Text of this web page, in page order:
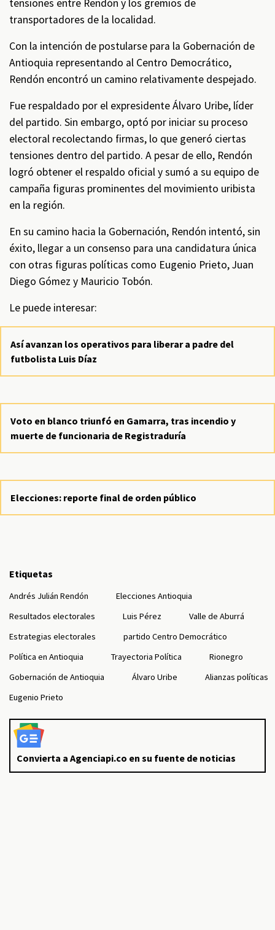
tensiones entre Rendón y los gremios de
transportadores de la localidad.
Con la intención de postularse para la Gobernación de
Antioquia representando al Centro Democrático,
Rendón encontró un camino relativamente despejado.
Fue respaldado por el expresidente Álvaro Uribe, líder
del partido. Sin embargo, optó por iniciar su proceso
electoral recolectando firmas, lo que generó ciertas
tensiones dentro del partido. A pesar de ello, Rendón
logró obtener el respaldo oficial y sumó a su equipo de
campaña figuras prominentes del movimiento uribista
en la región.
En su camino hacia la Gobernación, Rendón intentó, sin
éxito, llegar a un consenso para una candidatura única
con otras figuras políticas como Eugenio Prieto, Juan
Diego Gómez y Mauricio Tobón.
Le puede interesar:
Así avanzan los operativos para liberar a padre del
futbolista Luis Díaz
Voto en blanco triunfó en Gamarra, tras incendio y
muerte de funcionaria de Registraduría
Elecciones: reporte final de orden público
Etiquetas
Andrés Julián Rendón
Elecciones Antioquia
Resultados electorales
Luis Pérez
Valle de Aburrá
Estrategias electorales
partido Centro Democrático
Política en Antioquia
Trayectoria Política
Rionegro
Gobernación de Antioquia
Álvaro Uribe
Alianzas políticas
Eugenio Prieto
Convierta a Agenciapi.co en su fuente de noticias